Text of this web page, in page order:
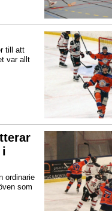
till att
var allt
i
ordinarie
som